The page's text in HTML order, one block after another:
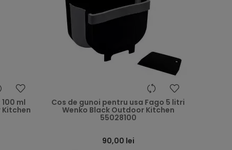
heart
ml
Kitchen
heart
Cos de gunoi pentru usa Fago 5 litri
Wenko Black Outdoor Kitchen
55028100
90,00 lei